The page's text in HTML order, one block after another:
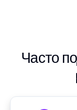
Часто